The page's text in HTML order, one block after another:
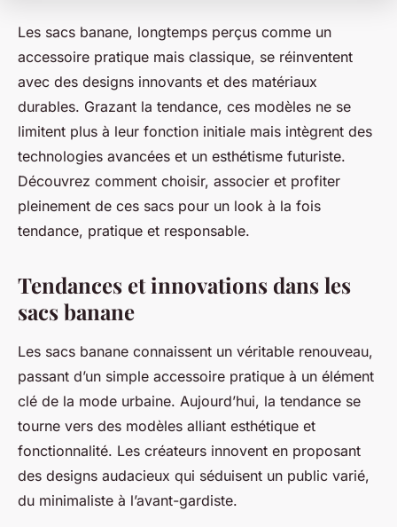
Les sacs banane, longtemps perçus comme un
accessoire pratique mais classique, se réinventent
avec des designs innovants et des matériaux
durables. Grazant la tendance, ces modèles ne se
limitent plus à leur fonction initiale mais intègrent des
technologies avancées et un esthétisme futuriste.
Découvrez comment choisir, associer et profiter
pleinement de ces sacs pour un look à la fois
tendance, pratique et responsable.
Tendances et innovations dans les
sacs banane
Les sacs banane connaissent un véritable renouveau,
passant d’un simple accessoire pratique à un élément
clé de la mode urbaine. Aujourd’hui, la tendance se
tourne vers des modèles alliant esthétique et
fonctionnalité. Les créateurs innovent en proposant
des designs audacieux qui séduisent un public varié,
du minimaliste à l’avant-gardiste.